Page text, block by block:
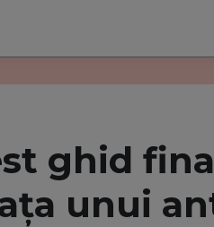
ghid
unui